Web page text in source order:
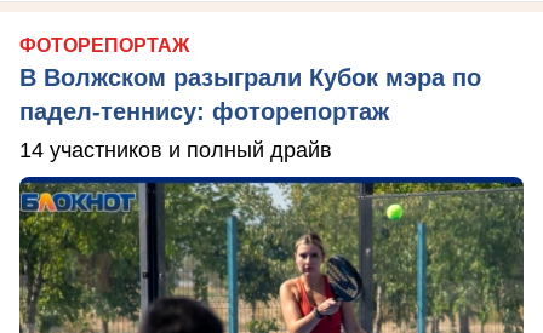
ФОТОРЕПОРТАЖ
В Волжском разыграли Кубок мэра по
падел-теннису: фоторепортаж
14 участников и полный драйв